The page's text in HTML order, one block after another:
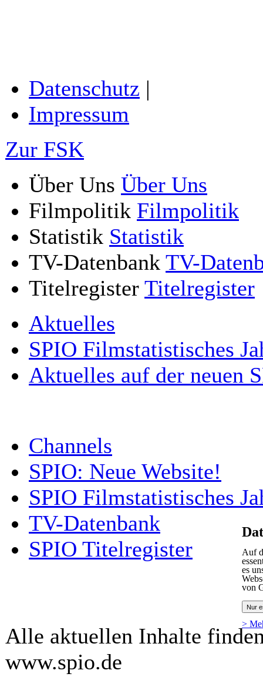
Auf
es
von
Nur
>
Datenschutz |
Impressum
Zur FSK
Über Uns Über Uns
Filmpolitik Filmpolitik
Statistik Statistik
TV-Datenbank TV-
Titelregister Titelregister
Aktuelles
SPIO Filmstatistisches
Aktuelles auf der neuen
Channels
SPIO: Neue Website!
SPIO Filmstatistisches
TV-Datenbank
SPIO Titelregister
Alle aktuellen Inhalte
www.spio.de